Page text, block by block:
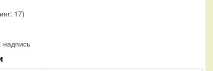
17)
надпись